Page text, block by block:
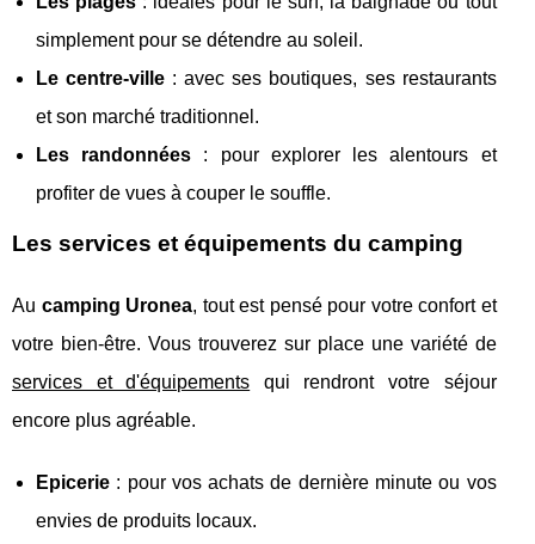
simplement pour se détendre au soleil.
Le centre-ville : avec ses boutiques, ses restaurants
et son marché traditionnel.
Les randonnées : pour explorer les alentours et
profiter de vues à couper le souffle.
Les services et équipements du camping
Au camping Uronea, tout est pensé pour votre confort et
votre bien-être. Vous trouverez sur place une variété de
services et d'équipements qui rendront votre séjour
encore plus agréable.
Epicerie : pour vos achats de dernière minute ou vos
envies de produits locaux.